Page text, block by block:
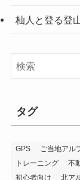
杣人と登る登
タグ
GPS ご当地アル
トレーニング
不
初心者向け
北ア